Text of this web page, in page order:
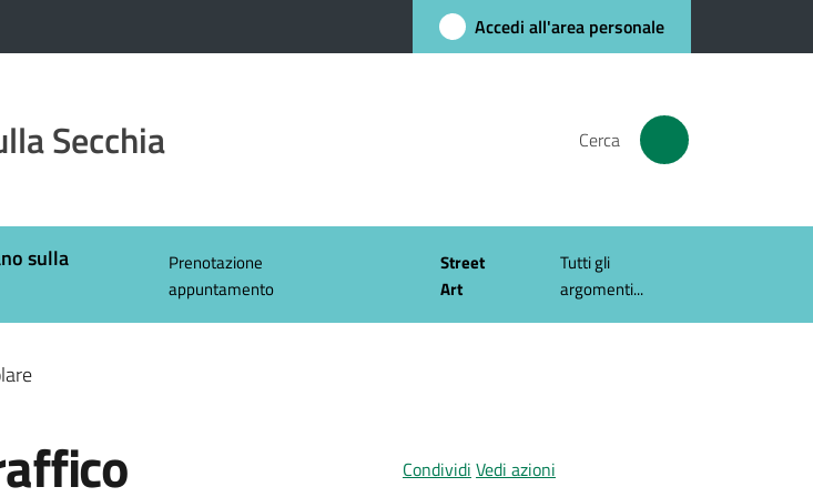
Accedi all'area personale
Secchia Cerca
sulla
Prenotazione
appuntamento
Street
Art
Tutti gli
argomenti...
Condividi Vedi azioni